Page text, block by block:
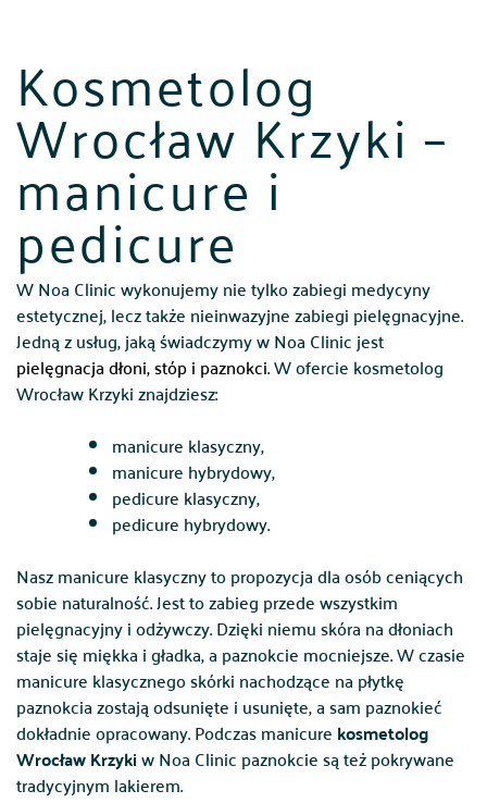
Kosmetolog
Wrocław Krzyki –
manicure i
pedicure
W Noa Clinic wykonujemy nie tylko zabiegi medycyny
estetycznej, lecz także nieinwazyjne zabiegi pielęgnacyjne.
Jedną z usług, jaką świadczymy w Noa Clinic jest
pielęgnacja dłoni, stóp i paznokci. W ofercie kosmetolog
Wrocław Krzyki znajdziesz:
manicure klasyczny,
manicure hybrydowy,
pedicure klasyczny,
pedicure hybrydowy.
Nasz manicure klasyczny to propozycja dla osób ceniących
sobie naturalność. Jest to zabieg przede wszystkim
pielęgnacyjny i odżywczy. Dzięki niemu skóra na dłoniach
staje się miękka i gładka, a paznokcie mocniejsze. W czasie
manicure klasycznego skórki nachodzące na płytkę
paznokcia zostają odsunięte i usunięte, a sam paznokieć
dokładnie opracowany. Podczas manicure kosmetolog
Wrocław Krzykiw Noa Clinic paznokcie są też pokrywane
tradycyjnym lakierem.